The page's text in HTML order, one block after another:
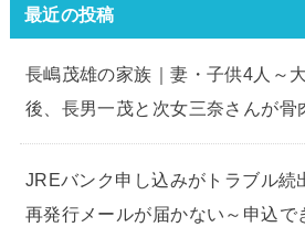
最近の投稿
長嶋茂雄の家族｜妻・子供4人～
後、長男一茂と次女三奈さんが骨
JREバンク申し込みがトラブル続
再発行メールが届かない～申込で